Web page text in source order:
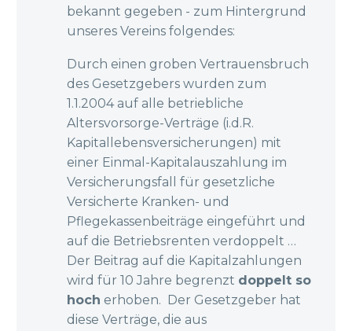
bekannt gegeben - zum Hintergrund
unseres Vereins folgendes:
Durch einen groben Vertrauensbruch
des Gesetzgebers wurden zum
1.1.2004 auf alle betriebliche
Altersvorsorge-Verträge (i.d.R.
Kapitallebensversicherungen) mit
einer Einmal-Kapitalauszahlung im
Versicherungsfall für gesetzliche
Versicherte Kranken- und
Pflegekassenbeiträge eingeführt und
auf die Betriebsrenten verdoppelt …
Der Beitrag auf die Kapitalzahlungen
wird für 10 Jahre begrenzt doppelt so
hoch erhoben. Der Gesetzgeber hat
diese Verträge, die aus